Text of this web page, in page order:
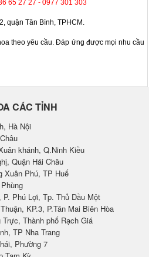
65 27 27 - 0977 301 303
quận Tân Bình, TPHCM.
theo yêu cầu. Đáp ứng được mọi nhu cầu
CÁC TỈNH
Hà Nội
khánh, Q.Ninh Kiều
Quận Hải Châu
Xuân Phú, TP Huế
Phú Lợi, Tp. Thủ Dầu Một
KP.3, P.Tân Mai Biên Hòa
Trực, Thành phố Rạch Giá
TP Nha Trang
Phường 7